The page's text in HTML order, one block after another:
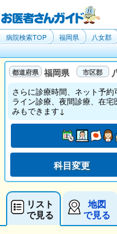
病院検索TOP 福岡県 八女郡
福岡県
さらに診療時間、ネット予
ライン診療、夜間診療、在
みもできます↓
科目変更
リスト
で見る
地図
で見る